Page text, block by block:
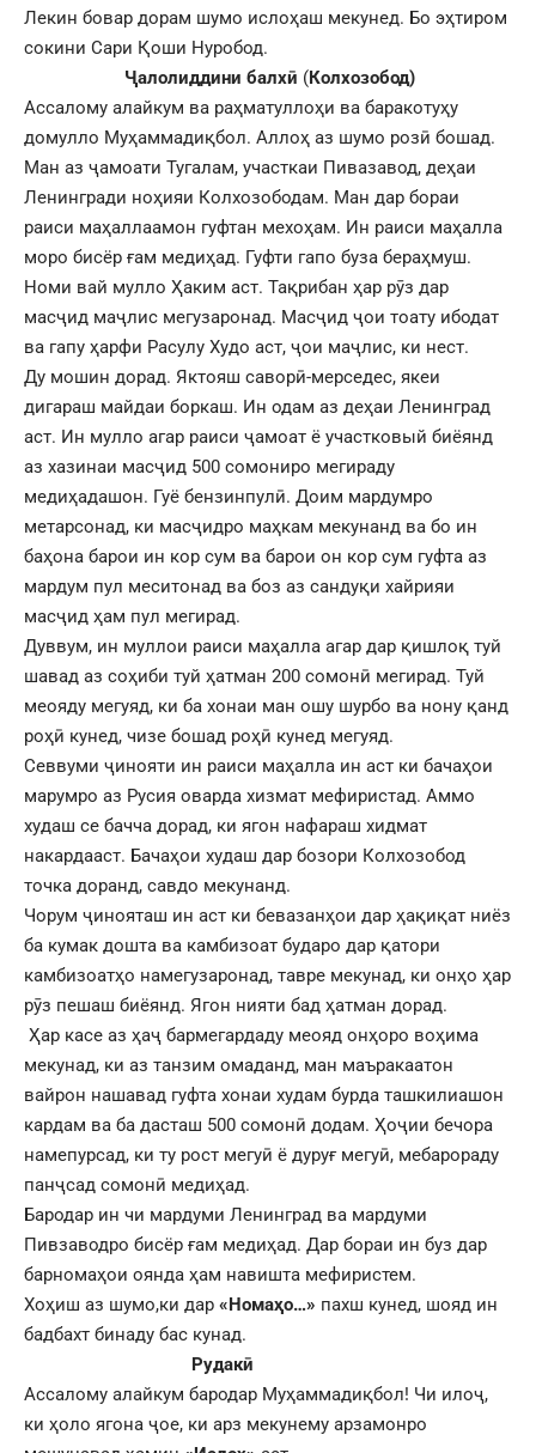
Лекин бовар дорам шумо ислоҳаш мекунед. Бо эҳтиром
сокини Сари Қоши Нуробод.
Ҷалолиддини балхӣ (Колхозобод)
Ассалому алайкум ва раҳматуллоҳи ва баракотуҳу
домулло Муҳаммадиқбол. Аллоҳ аз шумо розӣ бошад.
Ман аз ҷамоати Тугалам, участкаи Пивазавод, деҳаи
Ленингради ноҳияи Колхозободам. Ман дар бораи
раиси маҳаллаамон гуфтан мехоҳам. Ин раиси маҳалла
моро бисёр ғам медиҳад. Гуфти гапо буза бераҳмуш.
Номи вай мулло Ҳаким аст. Тақрибан ҳар рӯз дар
масҷид маҷлис мегузаронад. Масҷид ҷои тоату ибодат
ва гапу ҳарфи Расулу Худо аст, ҷои маҷлис, ки нест.
Ду мошин дорад. Яктояш саворӣ-мерседес, якеи
дигараш майдаи боркаш. Ин одам аз деҳаи Ленинград
аст. Ин мулло агар раиси ҷамоат ё участковый биёянд
аз хазинаи масҷид 500 сомониро мегираду
медиҳадашон. Гуё бензинпулӣ. Доим мардумро
метарсонад, ки масҷидро маҳкам мекунанд ва бо ин
баҳона барои ин кор сум ва барои он кор сум гуфта аз
мардум пул меситонад ва боз аз сандуқи хайрияи
масҷид ҳам пул мегирад.
Дуввум, ин муллои раиси маҳалла агар дар қишлоқ туй
шавад аз соҳиби туй ҳатман 200 сомонӣ мегирад. Туй
меояду мегуяд, ки ба хонаи ман ошу шурбо ва нону қанд
роҳӣ кунед, чизе бошад роҳӣ кунед мегуяд.
Севвуми ҷинояти ин раиси маҳалла ин аст ки бачаҳои
марумро аз Русия оварда хизмат мефиристад. Аммо
худаш се бачча дорад, ки ягон нафараш хидмат
накардааст. Бачаҳои худаш дар бозори Колхозобод
точка доранд, савдо мекунанд.
Чорум ҷинояташ ин аст ки бевазанҳои дар ҳақиқат ниёз
ба кумак дошта ва камбизоат бударо дар қатори
камбизоатҳо намегузаронад, тавре мекунад, ки онҳо ҳар
рӯз пешаш биёянд. Ягон нияти бад ҳатман дорад.
Ҳар касе аз ҳаҷ бармегардаду меояд онҳоро воҳима
мекунад, ки аз танзим омаданд, ман маъракаатон
вайрон нашавад гуфта хонаи худам бурда ташкилиашон
кардам ва ба дасташ 500 сомонӣ додам. Ҳоҷии бечора
намепурсад, ки ту рост мегуӣ ё дуруғ мегуӣ, мебарораду
панҷсад сомонӣ медиҳад.
Бародар ин чи мардуми Ленинград ва мардуми
Пивзаводро бисёр ғам медиҳад. Дар бораи ин буз дар
барномаҳои оянда ҳам навишта мефиристем.
Хоҳиш аз шумо,ки дар «Номаҳо…» пахш кунед, шояд ин
бадбахт бинаду бас кунад.
Рудакӣ
Ассалому алайкум бародар Муҳаммадиқбол! Чи илоҷ,
ки ҳоло ягона ҷое, ки арз мекунему арзамонро